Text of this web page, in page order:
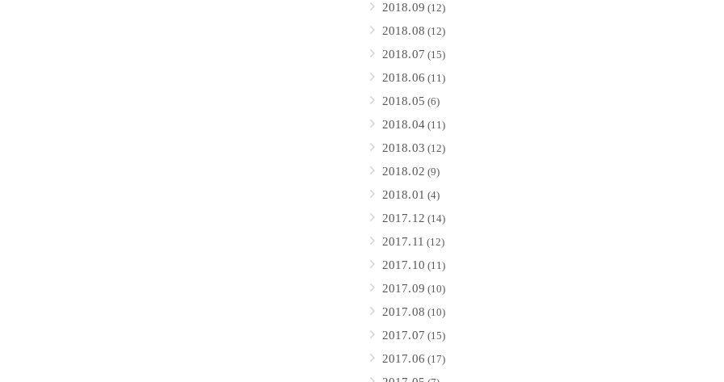
2018.09 (12)
2018.08 (12)
2018.07 (15)
2018.06 (11)
2018.05 (6)
2018.04(11)
2018.03 (12)
2018.02 (9)
2018.01 (4)
2017.12 (14)
2017.11 (12)
2017.10 (11)
2017.09 (10)
2017.08 (10)
2017.07 (15)
2017.06 (17)